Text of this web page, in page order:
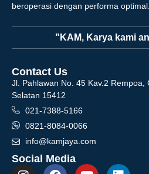
beroperasi dengan performa optimal.
"KAM, Karya kami
Contact Us
Jl. Pahlawan No. 45 Kav.2 Rempoa,
Selatan 15412
021-7388-5166
0821-8084-0066
info@kamjaya.com
Social Media